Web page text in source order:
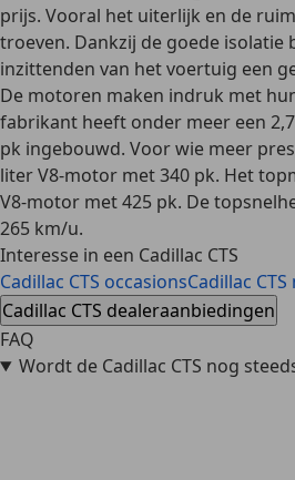
prijs. Vooral het uiterlijk en de
troeven. Dankzij de goede isolatie
inzittenden van het voertuig een
De motoren maken indruk met
fabrikant heeft onder meer een
pk ingebouwd. Voor wie meer
liter V8-motor met 340 pk. Het
V8-motor met 425 pk. De
265 km/u.
Interesse in een Cadillac CTS
Cadillac CTS occasionsCadillac
Cadillac CTS dealeraanbiedingen
FAQ
Wordt de Cadillac CTS nog